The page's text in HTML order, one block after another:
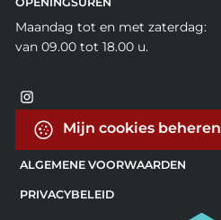
Maandag tot en met zaterdag:
van 09.00 tot 18.00 u.
Mijn cookies beheren
ALGEMENE VOORWAARDEN
PRIVACYBELEID